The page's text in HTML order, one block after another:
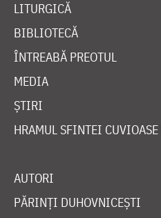
LITURGICĂ
BIBLIOTECĂ
ÎNTREABĂ PREOTUL
MEDIA
ȘTIRI
HRAMUL SFINTEI CUVIOASE
AUTORI
PĂRINȚI DUHOVNICEȘTI